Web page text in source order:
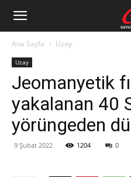
Ana Sayfa Uzay
Uzay
Jeomanyetik
yakalanan 40
yörüngeden
9 Şubat 2022 1204 0